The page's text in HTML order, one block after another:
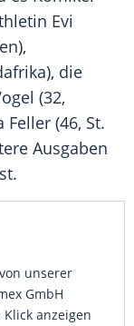
Evi
die
(32,
(46, St.
Ausgaben
unserer
GmbH
anzeigen